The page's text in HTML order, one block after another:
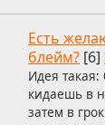
Есть
блейм? [6]
Идея такая:
кидаешь в
затем в